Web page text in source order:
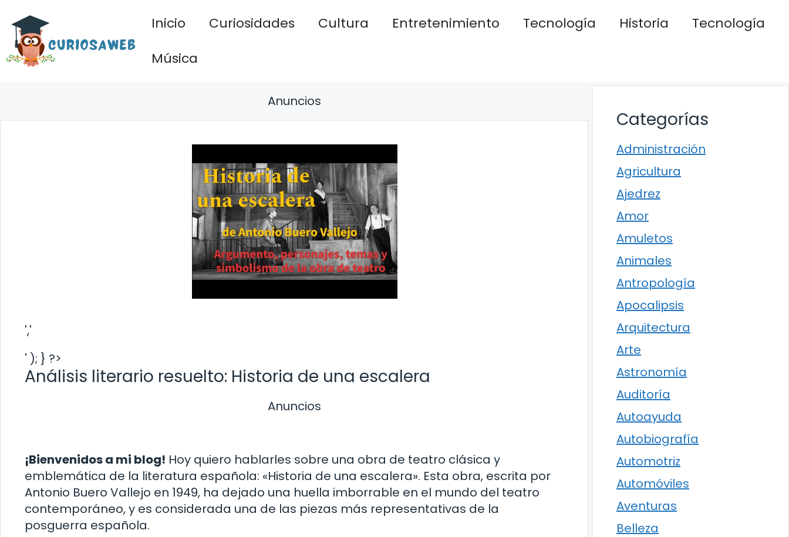
contenido
Inicio Curiosidades Cultura Entretenimiento Tecnología Historia
Tecnología
Música
Anuncios
','
' ); } ?>
Análisis literario resuelto: Historia de una escalera
Anuncios
¡Bienvenidos a mi blog! Hoy quiero hablarles sobre una obra de teatro clásica y
emblemática de la literatura española: «Historia de una escalera». Esta obra, escrita por
Antonio Buero Vallejo en 1949, ha dejado una huella imborrable en el mundo del teatro
contemporáneo, y es considerada una de las piezas más representativas de la
posguerra española.
Categorías
Administración
Agricultura
Ajedrez
Amor
Amuletos
Animales
Antropología
Apocalipsis
Arquitectura
Arte
Astronomía
Auditoría
Autoayuda
Autobiografía
Automotriz
Automóviles
Aventuras
Belleza